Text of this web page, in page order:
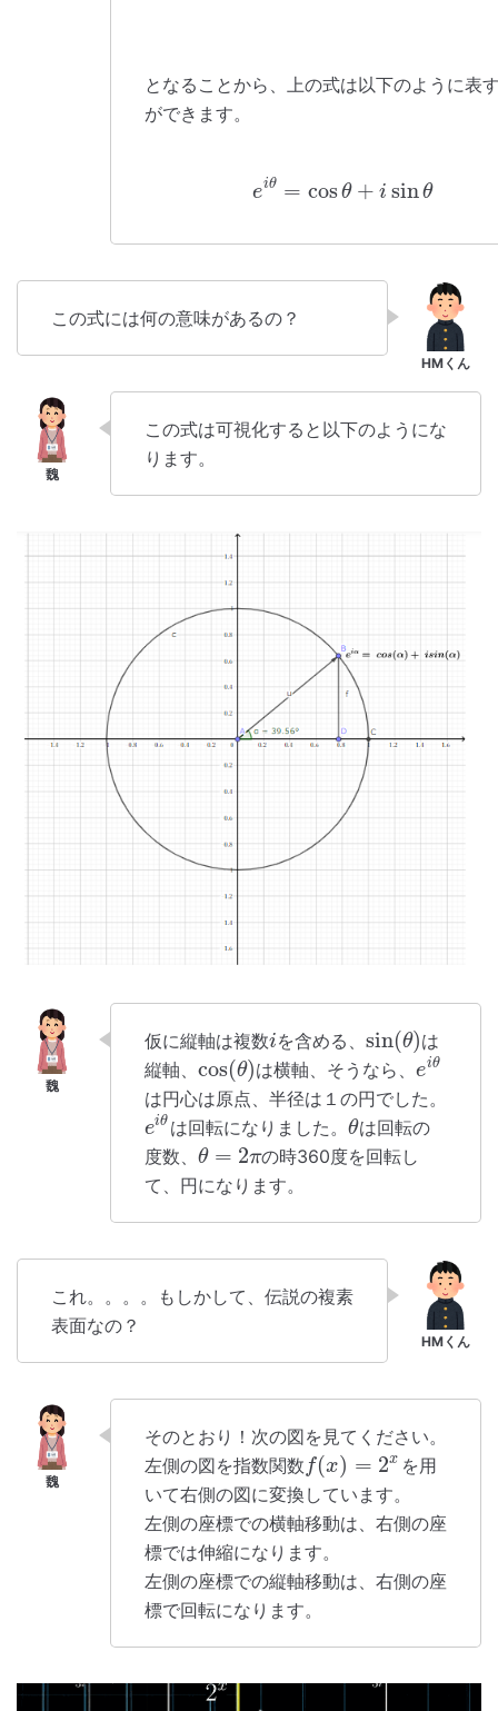
となることから、上の式は以下のように表
ができます。
eiθ = cosθ + i sinθ
この式には何の意味があるの？
この式は可視化すると以下のようにな
ります。
仮に縦軸は複数iを含める、sin(θ)は
縦軸、 cos(θ)は横軸、そうなら、eiθ
は円心は原点、半径は１の円でした。
eiθ は回転になりました。θは回転の
度数、 θ = 2πの時360度を回転し
て、円になります。
これ。。。。もしかして、伝説の複素
表面なの？
そのとおり！次の図を見てください。
左側の図を指数関数 f(x) = 2x を用
いて右側の図に変換しています。
左側の座標での横軸移動は、右側の座
標では伸縮になります。
左側の座標での縦軸移動は、右側の座
標で回転になります。